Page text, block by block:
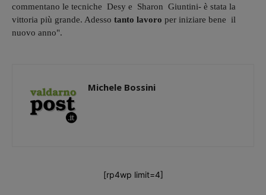
commentano le tecniche Desy e Sharon Giuntini- è stata la
vittoria più grande. Adesso tanto lavoro per iniziare bene il
nuovo anno".
Michele Bossini
[rp4wp limit=4]